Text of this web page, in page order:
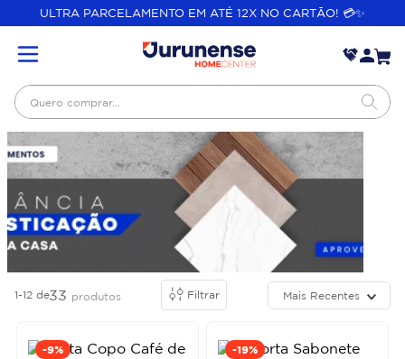
ULTRA PARCELAMENTO EM ATÉ 12X NO CARTÃO! 💳✨
Quero comprar...
1-12 de33 produtos Filtrar Mais Recentes
-9% -19%